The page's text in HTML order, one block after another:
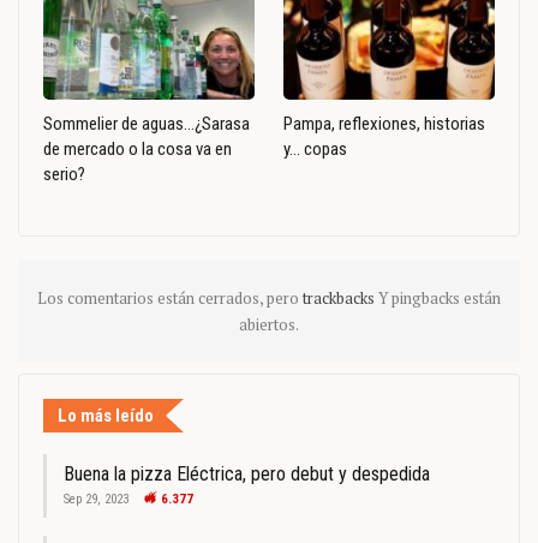
Sommelier de aguas…¿Sarasa
de mercado o la cosa va en
serio?
Pampa, reflexiones, historias
y… copas
Los comentarios están cerrados, pero trackbacks Y pingbacks están
abiertos.
Lo más leído
Buena la pizza Eléctrica, pero debut y despedida
Sep 29, 2023 6.377